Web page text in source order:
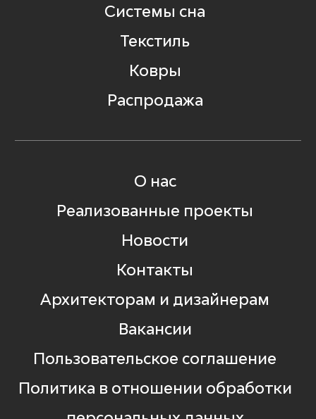
Системы сна
Текстиль
Ковры
Распродажа
О нас
Реализованные проекты
Новости
Контакты
Архитекторам и дизайнерам
Вакансии
Пользовательское соглашение
Политика в отношении обработки